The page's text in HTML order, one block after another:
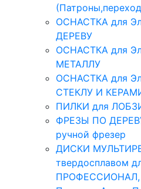
ОСНАСТКА для
ДЕРЕВУ
ОСНАСТКА для
МЕТАЛЛУ
ОСНАСТКА для
СТЕКЛУ И
ПИЛКИ для
ФРЕЗЫ ПО
ручной фрезер
ДИСКИ
твердосплавом
ПРОФЕССИОНАЛ,